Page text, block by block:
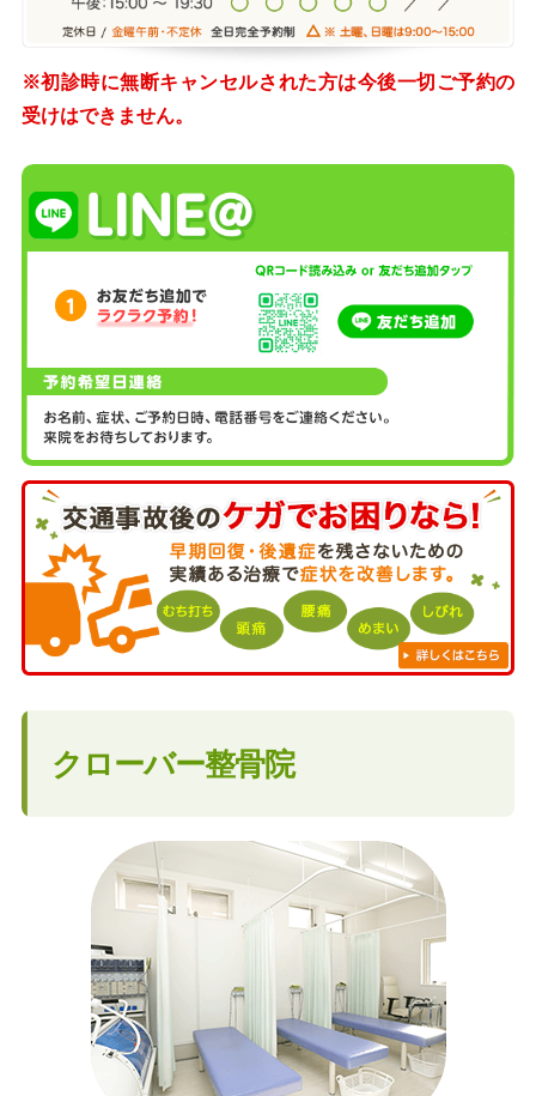
※初診時に無断キャンセルされた方は今後一切ご予約の
受けはできません。
クローバー整骨院